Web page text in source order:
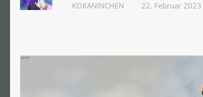
KOKANINCHEN 22. Februar